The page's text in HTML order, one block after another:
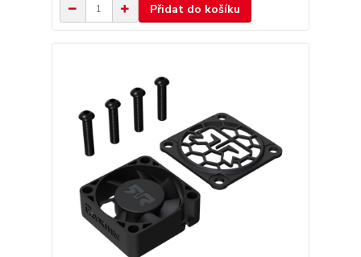
Přidat do košíku